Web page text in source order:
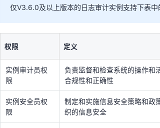
员权限
维护系统稳定运行
如需让账号拥有在日志审计（原生版）控制台下单
策略名称 策略描述
控制天翼云订单、合
标签、客户信息管理
操作权限（包含一类
仅V3.6.0及以上版本的日志审计实例支持下表中
权限 定义
实例审计员权
限
负责监督和检查系统的操作和
合规性和正确性
实例安全员权
限
制定和实施信息安全策略和政
织的信息安全